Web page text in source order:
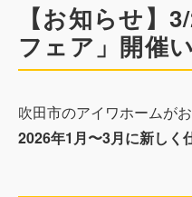
【お知らせ】
フェア」開催
吹田市のアイワホームが
2026年1月〜3月に新しく